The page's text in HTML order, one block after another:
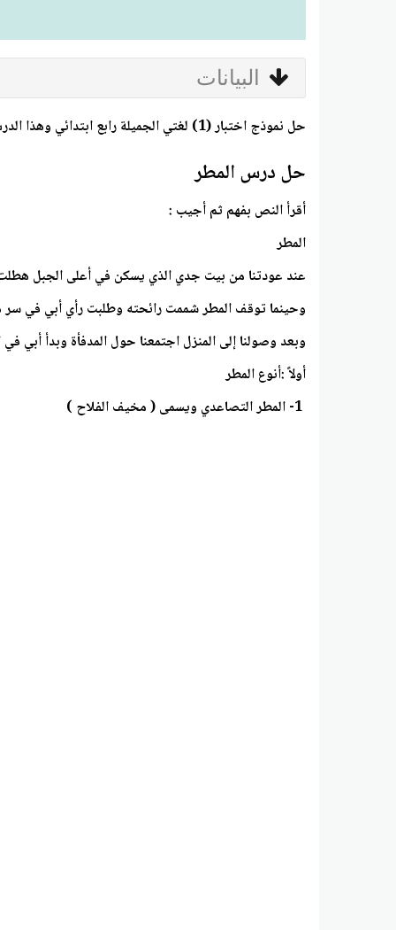
البيانات
حل نموذج اختبار (1) لغتي الجميلة رابع ابتدائي وهذا الدرس يحوي على حل درس المطر والتدريبات المتعلقة بالقصة التي يسردها الأب للابناء والمعلومات القيمة التي قدمها .
حل درس المطر
أقرأ النص بفهم ثم أجيب :
المطر
عند عودتنا من بيت جدي الذي يسكن في أعلى الجبل
وحينما توقف المطر شممت رائحته وطلبت رأي أبي في سر
وبعد وصولنا إلى المنزل اجتمعنا حول المدفأة وبدأ أبي
أولاً :أنوع المطر